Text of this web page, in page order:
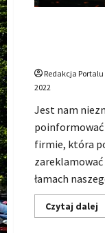
Redakcja Portalu
2022
Jest nam
firmie, która
zareklamować
łamach
Czytaj dalej